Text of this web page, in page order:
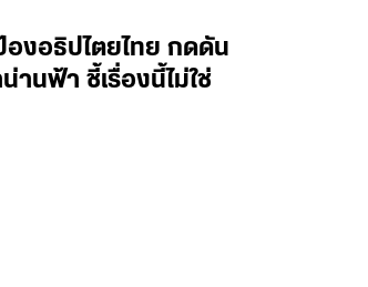
องอธิปไตยไทย กดดัน
านฟ้า ชี้เรื่องนี้ไม่ใช่